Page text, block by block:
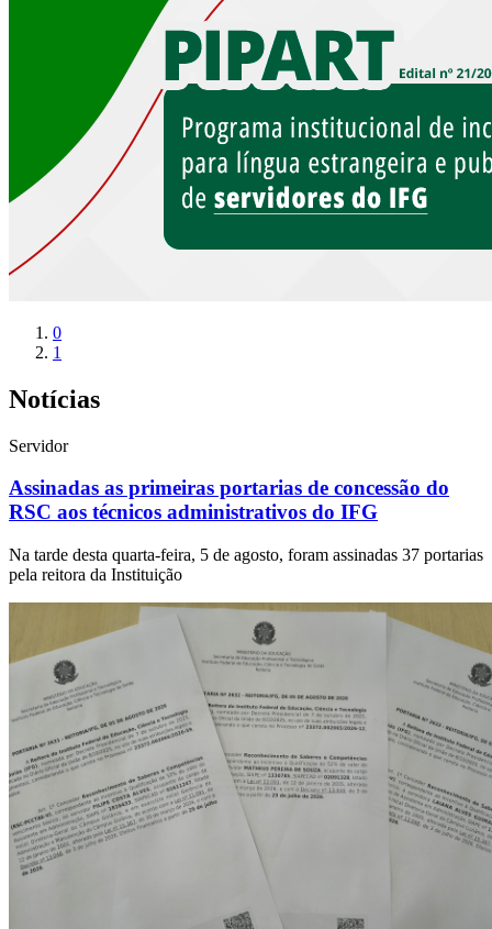
0
1
Notícias
Servidor
Assinadas as primeiras portarias de concessão do
RSC aos técnicos administrativos do IFG
Na tarde desta quarta-feira, 5 de agosto, foram assinadas 37 portarias
pela reitora da Instituição